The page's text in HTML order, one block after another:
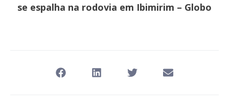
se espalha na rodovia em Ibimirim – Globo